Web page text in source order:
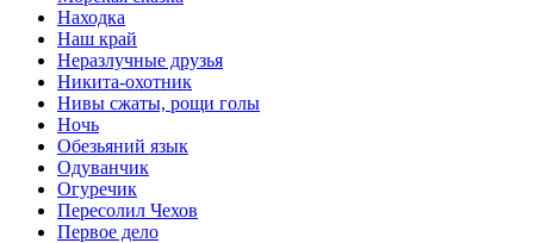
Находка
Наш край
Неразлучные друзья
Никита-охотник
Нивы сжаты, рощи голы
Ночь
Обезьяний язык
Одуванчик
Огуречик
Пересолил Чехов
Первое дело